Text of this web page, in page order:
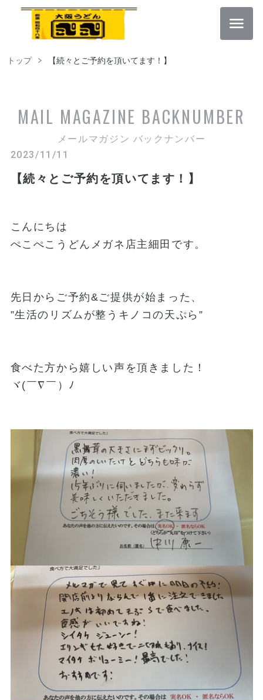
トップ 【続々とご予約を頂いてます！】
MAIL MAGAZINE BACKNUMBER
メールマガジン バックナンバー
2023/11/11
【続々とご予約を頂いてます！】
こんにちは
ぺこぺこうどんメガネ店主細田です。
先日からご予約&ご提供が始まった、
”生活のリズムが整うキノコの天ぷら”
食べた方から嬉しい声を頂きました！
ヾ(￣∇￣）ﾉ